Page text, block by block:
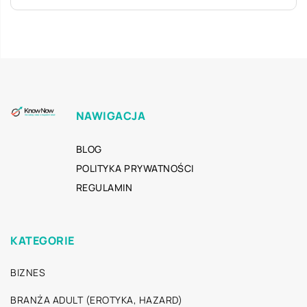
NAWIGACJA
BLOG
POLITYKA PRYWATNOŚCI
REGULAMIN
KATEGORIE
BIZNES
BRANŻA ADULT (EROTYKA, HAZARD)